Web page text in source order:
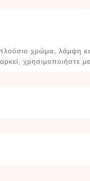
πλούσιο χρώμα, λάμψη
χρησιμοποιήστε